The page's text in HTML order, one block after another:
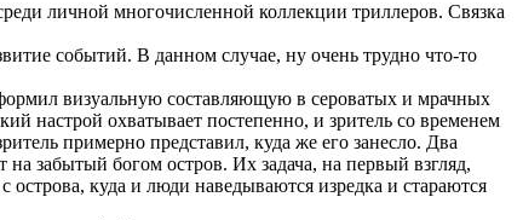
личной многочисленной коллекции триллеров. Связка
событий. В данном случае, ну очень трудно что-то
визуальную составляющую в сероватых и мрачных
настрой охватывает постепенно, и зритель со временем
примерно представил, куда же его занесло. Два
забытый богом остров. Их задача, на первый взгляд,
куда и люди наведываются изредка и стараются